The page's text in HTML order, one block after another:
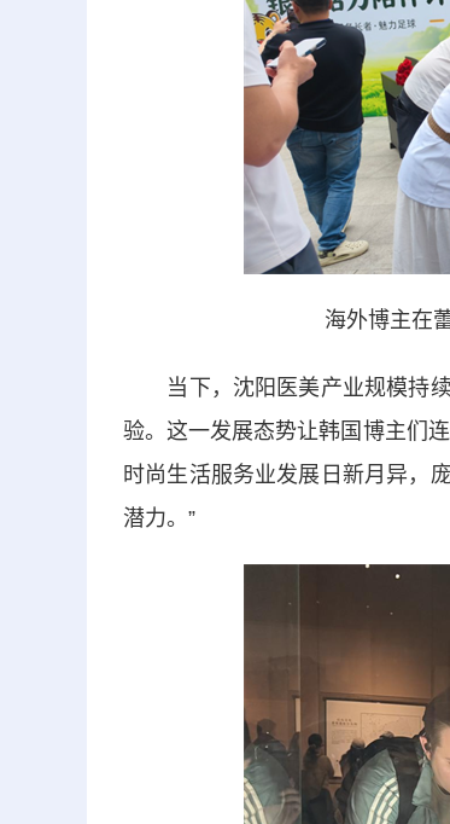
海外博主在
当下，沈阳医美产业规模持续
验。这一发展态势让韩国博主们
时尚生活服务业发展日新月异，
潜力。”